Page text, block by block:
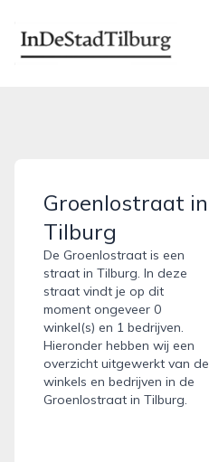
indestadtilburg.nl
Groenlostraat in
Tilburg
De Groenlostraat is een
straat in Tilburg. In deze
straat vindt je op dit
moment ongeveer 0
winkel(s) en 1 bedrijven.
Hieronder hebben wij een
overzicht uitgewerkt van de
winkels en bedrijven in de
Groenlostraat in Tilburg.